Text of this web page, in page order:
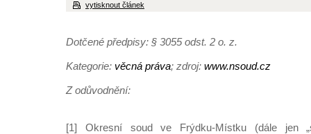
vytisknout článek
Dotčené předpisy: § 3055 odst. 2 o. z.
Kategorie: věcná práva; zdroj: www.nsoud.cz
Z odůvodnění:
[1] Okresní soud ve Frýdku-Místku (dále jen